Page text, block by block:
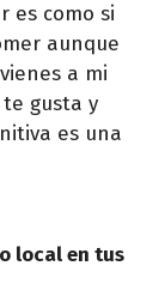
es como si
aunque
a mi
gusta y
es una
local en tus